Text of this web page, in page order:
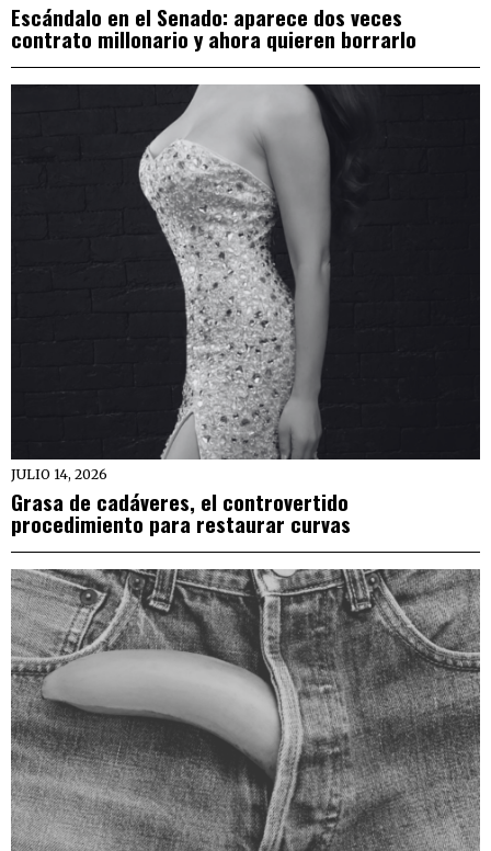
Escándalo en el Senado: aparece dos veces
contrato millonario y ahora quieren borrarlo
JULIO 14, 2026
Grasa de cadáveres, el controvertido
procedimiento para restaurar curvas